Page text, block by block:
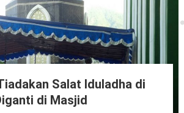
Salat Iduladha di
di Masjid